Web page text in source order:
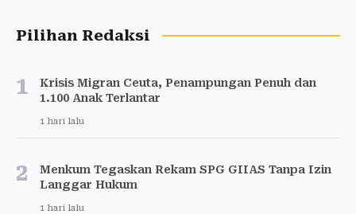
Pilihan Redaksi
1
Krisis Migran Ceuta, Penampungan Penuh dan
1.100 Anak Terlantar
1 hari lalu
2
Menkum Tegaskan Rekam SPG GIIAS Tanpa Izin
Langgar Hukum
1 hari lalu